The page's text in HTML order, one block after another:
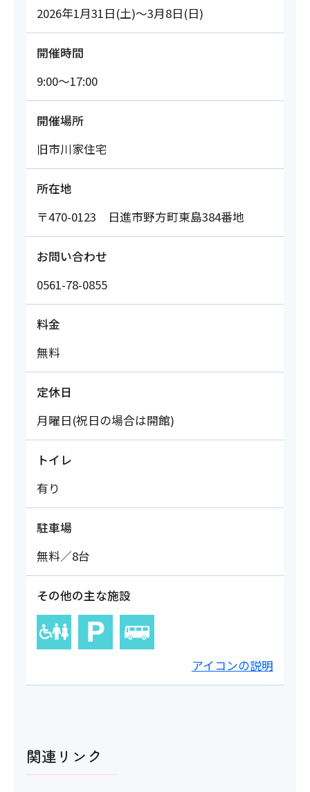
2026年1月31日(土)～3月8日(日)
開催時間
9:00～17:00
開催場所
旧市川家住宅
所在地
〒470-0123 日進市野方町東島384番地
お問い合わせ
0561-78-0855
料金
無料
定休日
月曜日(祝日の場合は開館)
トイレ
有り
駐車場
無料／8台
その他の主な施設
アイコンの説明
関連リンク